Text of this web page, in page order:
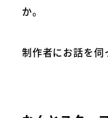
か。
制作者にお話を伺